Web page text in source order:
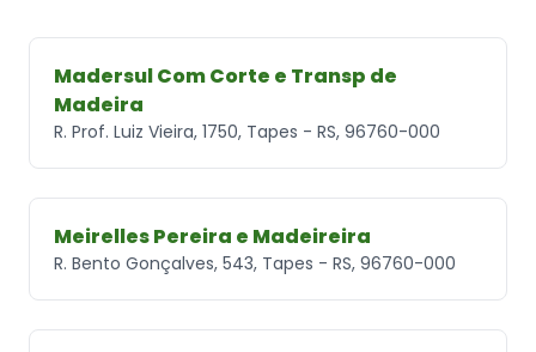
Madersul Com Corte e Transp de
Madeira
R. Prof. Luiz Vieira, 1750, Tapes - RS, 96760-000
Meirelles Pereira e Madeireira
R. Bento Gonçalves, 543, Tapes - RS, 96760-000